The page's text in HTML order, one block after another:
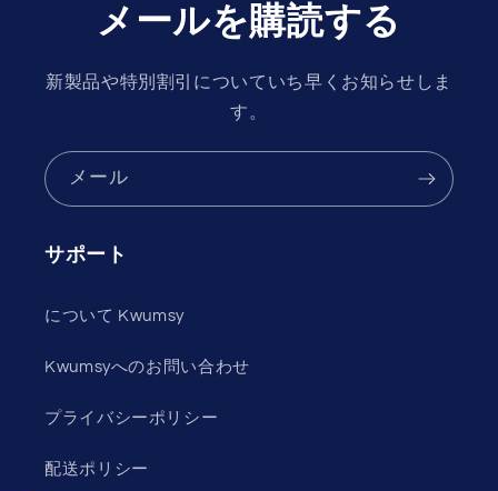
メールを購読する
新製品や特別割引についていち早くお知らせしま
す。
メール
サポート
について Kwumsy
Kwumsyへのお問い合わせ
プライバシーポリシー
配送ポリシー